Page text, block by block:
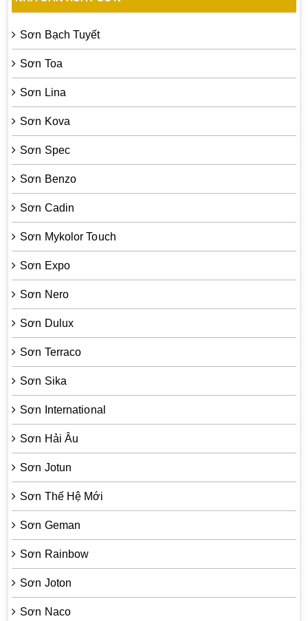
Sơn Bạch Tuyết
Sơn Toa
Sơn Lina
Sơn Kova
Sơn Spec
Sơn Benzo
Sơn Cadin
Sơn Mykolor Touch
Sơn Expo
Sơn Nero
Sơn Dulux
Sơn Terraco
Sơn Sika
Sơn International
Sơn Hải Âu
Sơn Jotun
Sơn Thế Hệ Mới
Sơn Geman
Sơn Rainbow
Sơn Joton
Sơn Naco